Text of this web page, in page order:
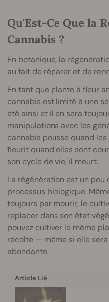
Qu'Est-Ce Que la
Cannabis ?
En botanique, la
au fait de réparer et de
En tant que plante à fleur
cannabis est limité à une
été ainsi et il en sera
manipulations avec les
cannabis pousse quand
fleurit quand elles sont
son cycle de vie, il meurt.
La régénération est un
processus biologique.
toujours par mourir, le
replacer dans son état
pouvez cultiver le même
récolte — même si elle
abondante.
Article Lié